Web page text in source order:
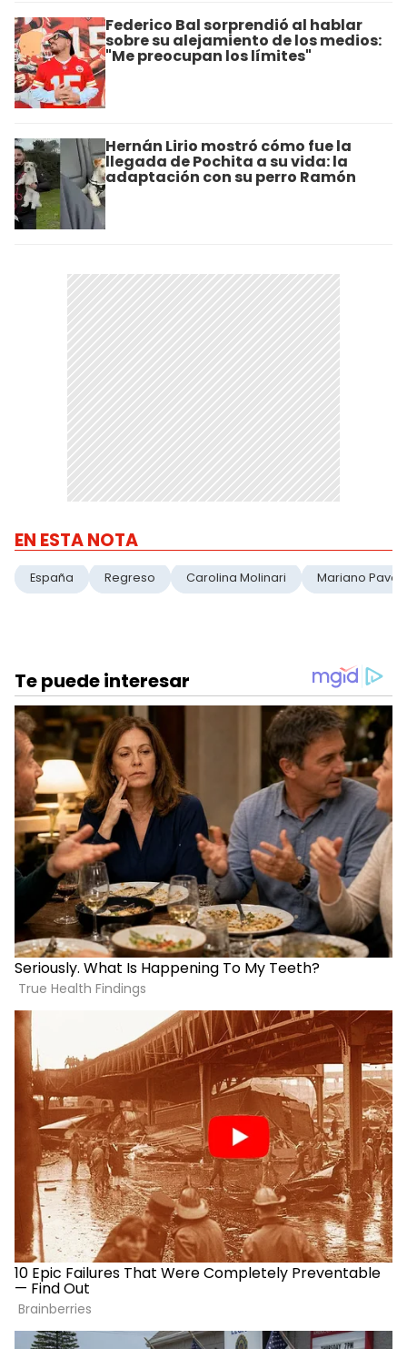
Federico Bal sorprendió al hablar
sobre su alejamiento de los medios:
"Me preocupan los límites"
Hernán Lirio mostró cómo fue la
llegada de Pochita a su vida: la
adaptación con su perro Ramón
EN ESTA NOTA
España Regreso Carolina Molinari Mariano